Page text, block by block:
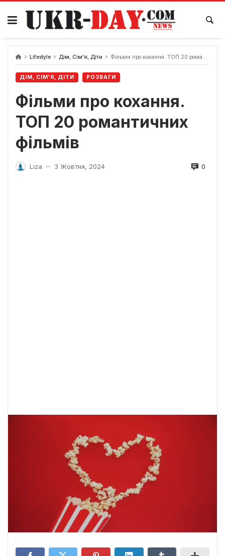
Перейти
вмісту
Lifestyle Дім, Сім'я, Діти Фільми про кохання. ТОП 20 романтичних фільмів
ДІМ, СІМ'Я, ДІТИ РОЗВАГИ
Фільми про кохання.
ТОП 20 романтичних
фільмів
Liza — 3 Жовтня, 2024 0